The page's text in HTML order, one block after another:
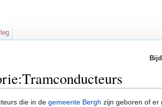
die in de gemeente Bergh zijn geboren of er